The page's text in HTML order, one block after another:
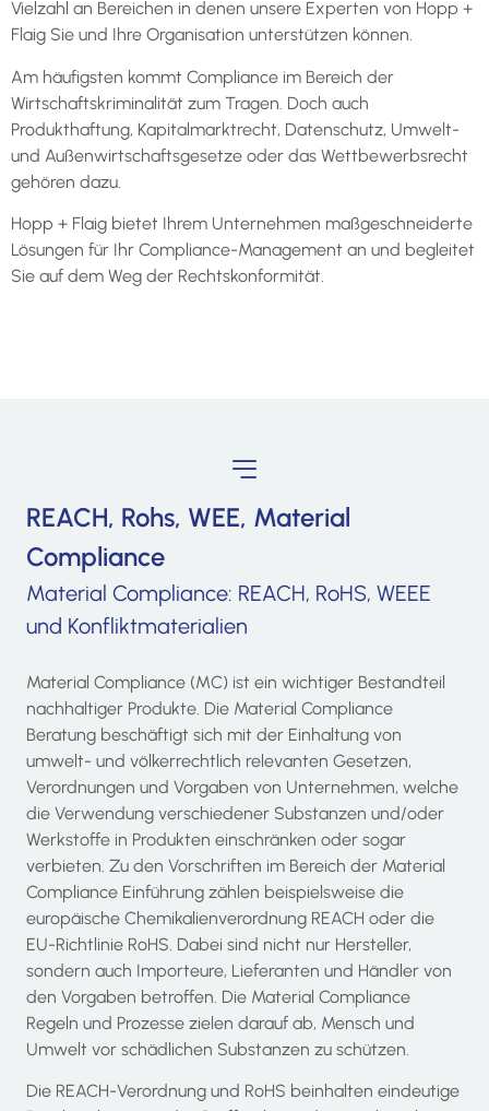
Vielzahl an Bereichen in denen unsere Experten von Hopp +
Flaig Sie und Ihre Organisation unterstützen können.
Am häufigsten kommt Compliance im Bereich der
Wirtschaftskriminalität zum Tragen. Doch auch
Produkthaftung, Kapitalmarktrecht, Datenschutz, Umwelt-
und Außenwirtschaftsgesetze oder das Wettbewerbsrecht
gehören dazu.
Hopp + Flaig bietet Ihrem Unternehmen maßgeschneiderte
Lösungen für Ihr Compliance-Management an und begleitet
Sie auf dem Weg der Rechtskonformität.
REACH, Rohs, WEE, Material
Compliance
Material Compliance: REACH, RoHS, WEEE
und Konfliktmaterialien
Material Compliance (MC) ist ein wichtiger Bestandteil
nachhaltiger Produkte. Die Material Compliance
Beratung beschäftigt sich mit der Einhaltung von
umwelt- und völkerrechtlich relevanten Gesetzen,
Verordnungen und Vorgaben von Unternehmen, welche
die Verwendung verschiedener Substanzen und/oder
Werkstoffe in Produkten einschränken oder sogar
verbieten. Zu den Vorschriften im Bereich der Material
Compliance Einführung zählen beispielsweise die
europäische Chemikalienverordnung REACH oder die
EU-Richtlinie RoHS. Dabei sind nicht nur Hersteller,
sondern auch Importeure, Lieferanten und Händler von
den Vorgaben betroffen. Die Material Compliance
Regeln und Prozesse zielen darauf ab, Mensch und
Umwelt vor schädlichen Substanzen zu schützen.
Die REACH-Verordnung und RoHS beinhalten eindeutige